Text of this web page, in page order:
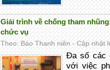
Giải trình về chống tham
chức vụ
Theo: Báo Thanh niên - Cập nhật
Đa số các
với việc